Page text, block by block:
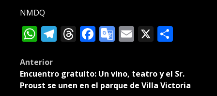
NMDQ
WhatsApp
Telegram
Threads
Facebook
Google
Email
X
Post
navigation
Anterior
Encuentro gratuito: Un vino, teatro y el Sr.
Proust se unen en el parque de Villa Victoria